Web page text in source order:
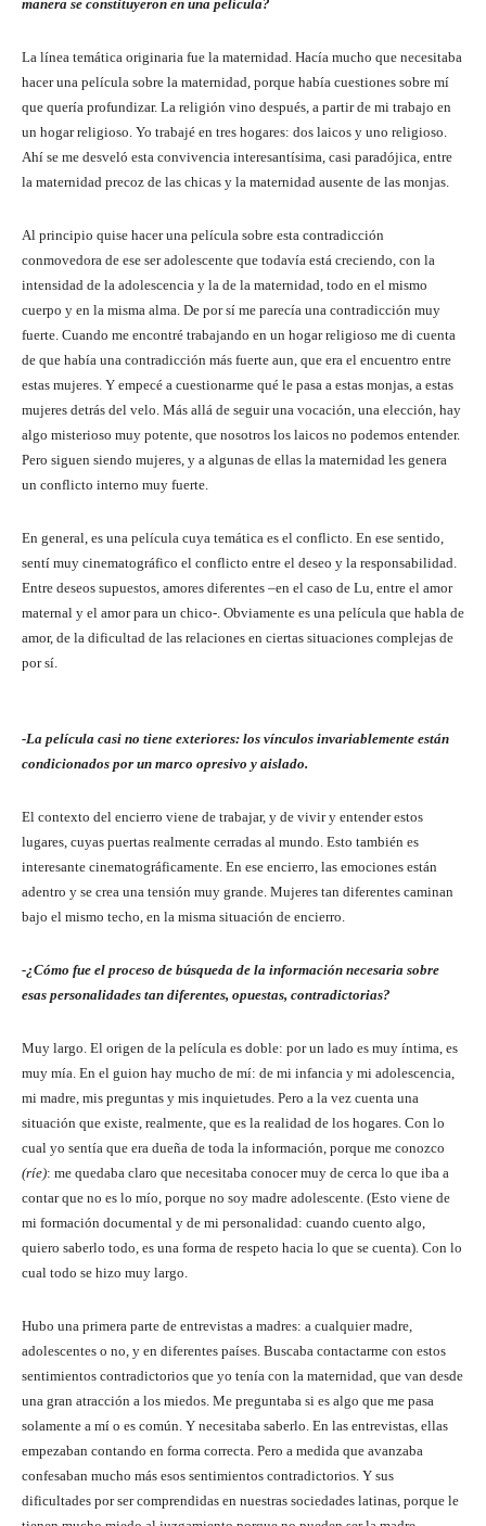
manera se constituyeron en una película?
La línea temática originaria fue la maternidad. Hacía mucho que necesitaba
hacer una película sobre la maternidad, porque había cuestiones sobre mí
que quería profundizar. La religión vino después, a partir de mi trabajo en
un hogar religioso. Yo trabajé en tres hogares: dos laicos y uno religioso.
Ahí se me desveló esta convivencia interesantísima, casi paradójica, entre
la maternidad precoz de las chicas y la maternidad ausente de las monjas.
Al principio quise hacer una película sobre esta contradicción
conmovedora de ese ser adolescente que todavía está creciendo, con la
intensidad de la adolescencia y la de la maternidad, todo en el mismo
cuerpo y en la misma alma. De por sí me parecía una contradicción muy
fuerte. Cuando me encontré trabajando en un hogar religioso me di cuenta
de que había una contradicción más fuerte aun, que era el encuentro entre
estas mujeres. Y empecé a cuestionarme qué le pasa a estas monjas, a estas
mujeres detrás del velo. Más allá de seguir una vocación, una elección, hay
algo misterioso muy potente, que nosotros los laicos no podemos entender.
Pero siguen siendo mujeres, y a algunas de ellas la maternidad les genera
un conflicto interno muy fuerte.
En general, es una película cuya temática es el conflicto. En ese sentido,
sentí muy cinematográfico el conflicto entre el deseo y la responsabilidad.
Entre deseos supuestos, amores diferentes –en el caso de Lu, entre el amor
maternal y el amor para un chico-. Obviamente es una película que habla de
amor, de la dificultad de las relaciones en ciertas situaciones complejas de
por sí.
-La película casi no tiene exteriores: los vínculos invariablemente están
condicionados por un marco opresivo y aislado.
El contexto del encierro viene de trabajar, y de vivir y entender estos
lugares, cuyas puertas realmente cerradas al mundo. Esto también es
interesante cinematográficamente. En ese encierro, las emociones están
adentro y se crea una tensión muy grande. Mujeres tan diferentes caminan
bajo el mismo techo, en la misma situación de encierro.
-¿Cómo fue el proceso de búsqueda de la información necesaria sobre
esas personalidades tan diferentes, opuestas, contradictorias?
Muy largo. El origen de la película es doble: por un lado es muy íntima, es
muy mía. En el guion hay mucho de mí: de mi infancia y mi adolescencia,
mi madre, mis preguntas y mis inquietudes. Pero a la vez cuenta una
situación que existe, realmente, que es la realidad de los hogares. Con lo
cual yo sentía que era dueña de toda la información, porque me conozco
(ríe): me quedaba claro que necesitaba conocer muy de cerca lo que iba a
contar que no es lo mío, porque no soy madre adolescente. (Esto viene de
mi formación documental y de mi personalidad: cuando cuento algo,
quiero saberlo todo, es una forma de respeto hacia lo que se cuenta). Con lo
cual todo se hizo muy largo.
Hubo una primera parte de entrevistas a madres: a cualquier madre,
adolescentes o no, y en diferentes países. Buscaba contactarme con estos
sentimientos contradictorios que yo tenía con la maternidad, que van desde
una gran atracción a los miedos. Me preguntaba si es algo que me pasa
solamente a mí o es común. Y necesitaba saberlo. En las entrevistas, ellas
empezaban contando en forma correcta. Pero a medida que avanzaba
confesaban mucho más esos sentimientos contradictorios. Y sus
dificultades por ser comprendidas en nuestras sociedades latinas, porque le